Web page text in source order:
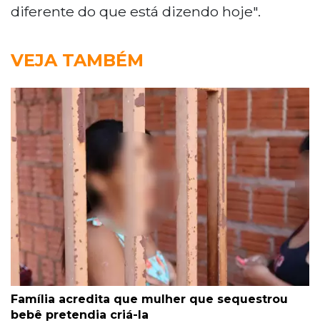
diferente do que está dizendo hoje".
VEJA TAMBÉM
Família acredita que mulher que sequestrou
bebê pretendia criá-la